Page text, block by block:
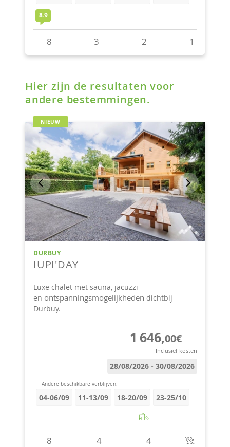
Hier zijn de resultaten voor
andere bestemmingen.